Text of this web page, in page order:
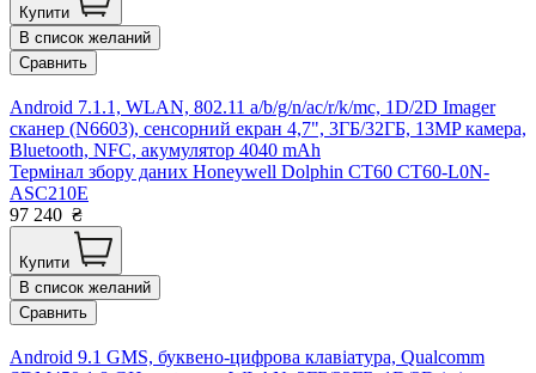
Купити
В список желаний
Сравнить
Android 7.1.1, WLAN, 802.11 a/b/g/n/ac/r/k/mc, 1D/2D Imager
сканер (N6603), сенсорний екран 4,7", 3ГБ/32ГБ, 13MP камера,
Bluetooth, NFC, акумулятор 4040 mAh
Термінал збору даних Honeywell Dolphin CT60 CT60-L0N-
ASC210E
97 240 ₴
Купити
В список желаний
Сравнить
Android 9.1 GMS, буквено-цифрова клавіатура, Qualcomm